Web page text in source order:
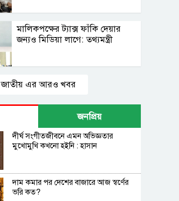
মালিকপক্ষের ট্যাক্স ফাঁকি দেয়ার
জন্যও মিডিয়া লাগে: তথ্যমন্ত্রী
জাতীয় এর আরও খবর
জনপ্রিয়
দীর্ঘ সংগীতজীবনে এমন অভিজ্ঞতার
মুখোমুখি কখনো হইনি : হাসান
দাম কমার পর দেশের বাজারে আজ স্বর্ণের
ভরি কত?